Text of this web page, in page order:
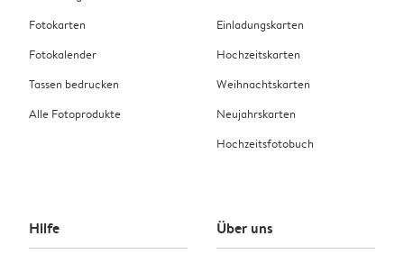
Fotokarten
Fotokalender
Tassen bedrucken
Alle Fotoprodukte
Einladungskarten
Hochzeitskarten
Weihnachtskarten
Neujahrskarten
Hochzeitsfotobuch
Hilfe Über uns